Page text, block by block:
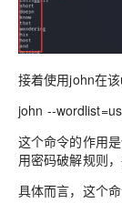
接着使用john在
john --
这个命令的作用
用密码破解规则
具体而言，这个